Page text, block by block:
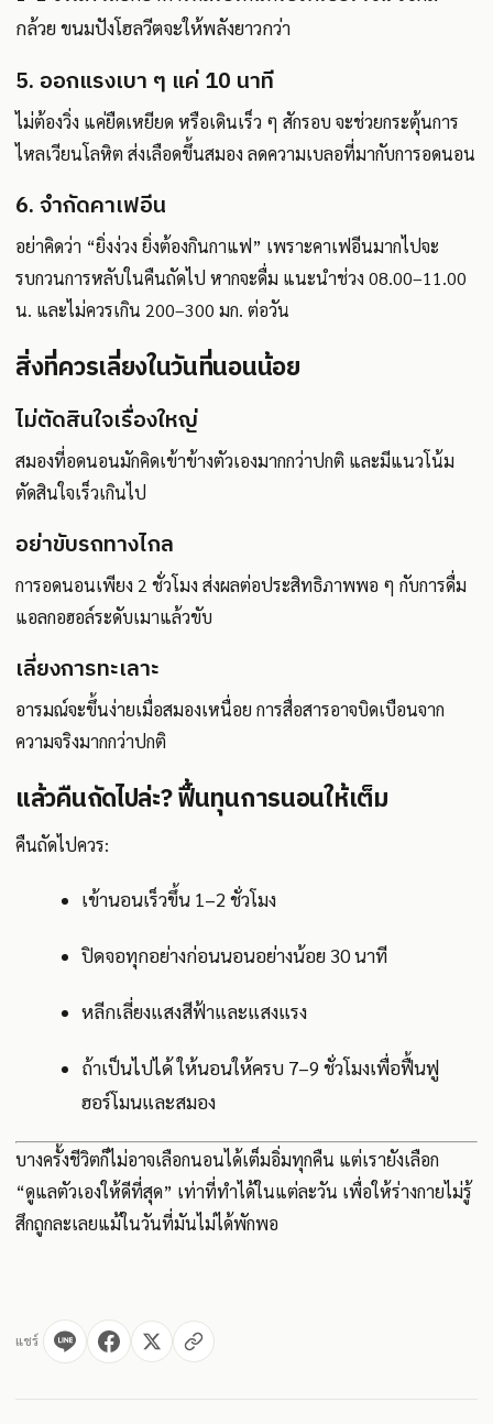
กล้วย ขนมปังโฮลวีตจะให้พลังยาวกว่า
5. ออกแรงเบา ๆ แค่ 10 นาที
ไม่ต้องวิ่ง แค่ยืดเหยียด หรือเดินเร็ว ๆ สักรอบ จะช่วยกระตุ้นการ
ไหลเวียนโลหิต ส่งเลือดขึ้นสมอง ลดความเบลอที่มากับการอดนอน
6. จำกัดคาเฟอีน
อย่าคิดว่า “ยิ่งง่วง ยิ่งต้องกินกาแฟ” เพราะคาเฟอีนมากไปจะ
รบกวนการหลับในคืนถัดไป หากจะดื่ม แนะนำช่วง 08.00–11.00
น. และไม่ควรเกิน 200–300 มก. ต่อวัน
สิ่งที่ควรเลี่ยงในวันที่นอนน้อย
ไม่ตัดสินใจเรื่องใหญ่
สมองที่อดนอนมักคิดเข้าข้างตัวเองมากกว่าปกติ และมีแนวโน้ม
ตัดสินใจเร็วเกินไป
อย่าขับรถทางไกล
การอดนอนเพียง 2 ชั่วโมง ส่งผลต่อประสิทธิภาพพอ ๆ กับการดื่ม
แอลกอฮอล์ระดับเมาแล้วขับ
เลี่ยงการทะเลาะ
อารมณ์จะขึ้นง่ายเมื่อสมองเหนื่อย การสื่อสารอาจบิดเบือนจาก
ความจริงมากกว่าปกติ
แล้วคืนถัดไปล่ะ? ฟื้นทุนการนอนให้เต็ม
คืนถัดไปควร:
เข้านอนเร็วขึ้น 1–2 ชั่วโมง
ปิดจอทุกอย่างก่อนนอนอย่างน้อย 30 นาที
หลีกเลี่ยงแสงสีฟ้าและแสงแรง
ถ้าเป็นไปได้ ให้นอนให้ครบ 7–9 ชั่วโมงเพื่อฟื้นฟู
ฮอร์โมนและสมอง
บางครั้งชีวิตก็ไม่อาจเลือกนอนได้เต็มอิ่มทุกคืน แต่เรายังเลือก
“ดูแลตัวเองให้ดีที่สุด” เท่าที่ทำได้ในแต่ละวัน เพื่อให้ร่างกายไม่รู้
สึกถูกละเลยแม้ในวันที่มันไม่ได้พักพอ
แชร์